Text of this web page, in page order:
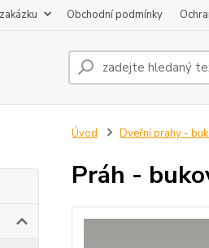
Obchodní podmínky
Úvod Dveřní prahy -
Práh -